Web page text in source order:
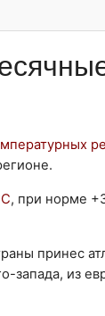
, при норме
принес
запада, из